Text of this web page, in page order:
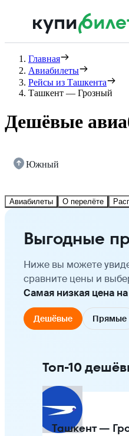
Главная
Авиабилеты
Рейсы из Ташкента
Ташкент — Грозный
Дешёвые
Южный
Авиабилеты О перелёте
Выгодные
Ниже вы можете
сравните цены и
Самая низкая цена
Дешёвые Прямые
Топ-10
Ташкент —